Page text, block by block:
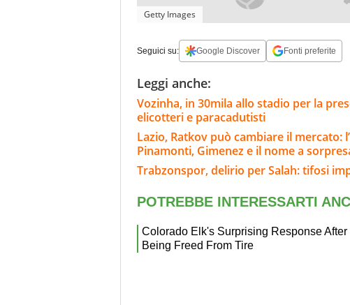
Getty Images
Seguici su: Google Discover Fonti preferite
Leggi anche:
Vozinha, in 30mila allo stadio per la
elicotteri e paracadutisti
Lazio, Ratkov può cambiare il mercato:
Pinamonti, Gimenez e il nome a
Trabzonspor, delirio per Salah: tifosi